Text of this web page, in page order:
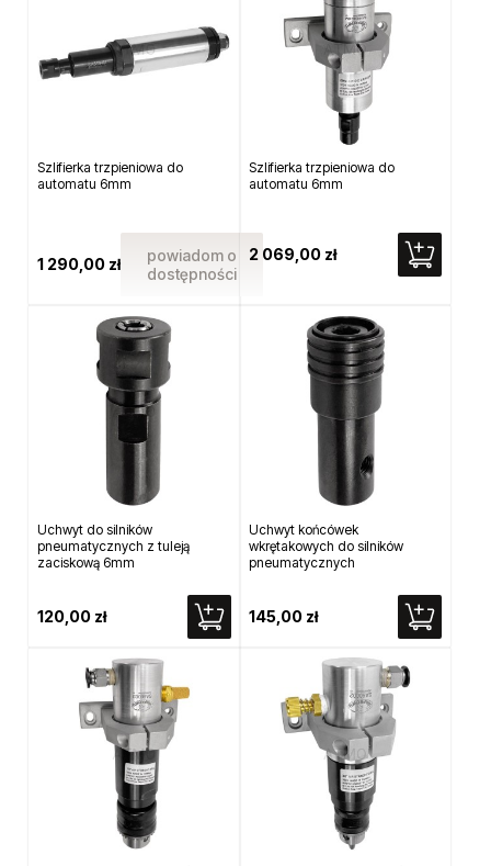
Szlifierka trzpieniowa do
automatu 6mm
1 290,00 zł
powiadom o
dostępności
Szlifierka trzpieniowa do
automatu 6mm
2 069,00 zł
Uchwyt do silników
pneumatycznych z tuleją
zaciskową 6mm
120,00 zł
Uchwyt końcówek
wkrętakowych do silników
pneumatycznych
145,00 zł